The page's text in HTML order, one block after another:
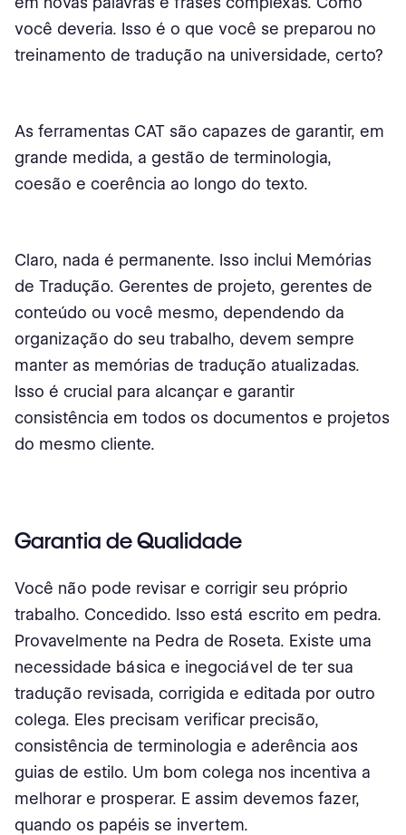
você deveria. Isso é o que você se preparou no
treinamento de tradução na universidade, certo?
As ferramentas CAT são capazes de garantir, em
grande medida, a gestão de terminologia,
coesão e coerência ao longo do texto.
Claro, nada é permanente. Isso inclui Memórias
de Tradução. Gerentes de projeto, gerentes de
conteúdo ou você mesmo, dependendo da
organização do seu trabalho, devem sempre
manter as memórias de tradução atualizadas.
Isso é crucial para alcançar e garantir
consistência em todos os documentos e projetos
do mesmo cliente.
Garantia de Qualidade
Você não pode revisar e corrigir seu próprio
trabalho. Concedido. Isso está escrito em pedra.
Provavelmente na Pedra de Roseta. Existe uma
necessidade básica e inegociável de ter sua
tradução revisada, corrigida e editada por outro
colega. Eles precisam verificar precisão,
consistência de terminologia e aderência aos
guias de estilo. Um bom colega nos incentiva a
melhorar e prosperar. E assim devemos fazer,
quando os papéis se invertem.